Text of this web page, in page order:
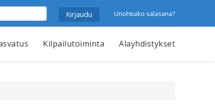
Unohtuiko salasana?
Kilpailutoiminta Alayhdistykset